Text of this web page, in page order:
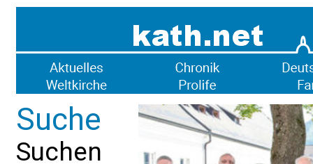
Suche
Suchen